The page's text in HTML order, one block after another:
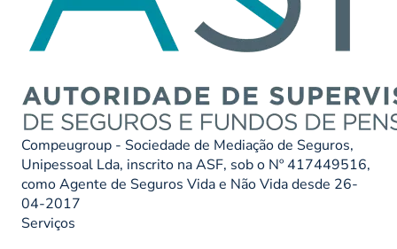
Compeugroup - Sociedade de Mediação de Seguros,
Unipessoal Lda, inscrito na ASF, sob o Nº 417449516,
como Agente de Seguros Vida e Não Vida desde 26-
04-2017
Serviços